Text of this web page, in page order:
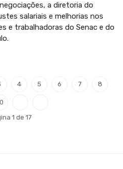
a diretoria do
salariais e melhorias nos
e trabalhadoras do Senac e do
4 5 6 7 8
1 de 17